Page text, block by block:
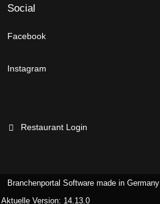
Social
Facebook
Instagram
Restaurant Login
Branchenportal Software made in Germany
Aktuelle Version: 14.13.0